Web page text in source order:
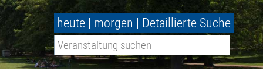
heute | morgen | Detaillierte Suche